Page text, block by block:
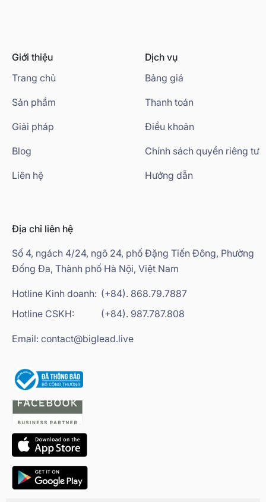
Giới thiệu
Trang chủ
Sản phẩm
Giải pháp
Blog
Liên hệ
Dịch vụ
Bảng giá
Thanh toán
Điều khoản
Chính sách quyền riêng tư
Hướng dẫn
Địa chỉ liên hệ
Số 4, ngách 4/24, ngõ 24, phố Đặng Tiến Đông, Phường
Đống Đa, Thành phố Hà Nội, Việt Nam
Hotline Kinh doanh: (+84). 868.79.7887
Hotline CSKH:
(+84). 987.787.808
Email: contact@biglead.live